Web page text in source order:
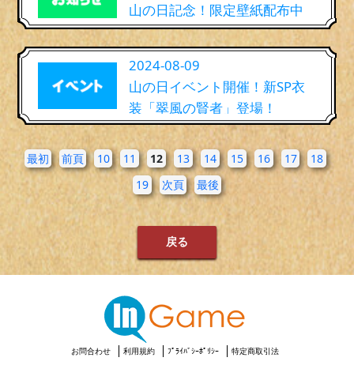
山の日記念！限定壁紙配布中
2024-08-09
山の日イベント開催！新SP衣
装「翠風の賢者」登場！
最初 前頁 10 11 12 13 14 15 16 17
18
19
次頁 最後
戻る
お問合わせ 利用規約 ﾌﾟﾗｲﾊﾞｼｰﾎﾟﾘｼｰ 特定商取引法